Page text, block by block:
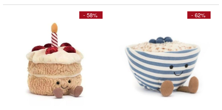
- 58% - 62%